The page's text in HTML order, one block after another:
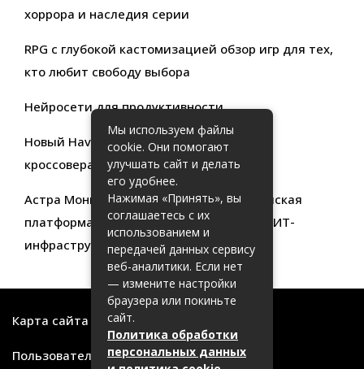
хоррора и наследия серии
RPG с глубокой кастомизацией обзор игр для тех,
кто любит свободу выбора
Нейросети для продуктивности
Новый Haval Jolion: обзор современного
кроссовера для активной жизни
Астра Мониторинг: Современная российская
платформа для эффективного контроля ИТ-
инфраструктуры
Карта сайта
Пользовательское соглашение
Мы используем файлы
cookie. Они помогают
улучшать сайт и делать
его удобнее.
Нажимая «Принять», вы
соглашаетесь с их
использованием и
передачей данных сервису
веб-аналитики. Если нет
— измените настройки
браузера или покиньте
сайт.
Политика обработки
персональных данных